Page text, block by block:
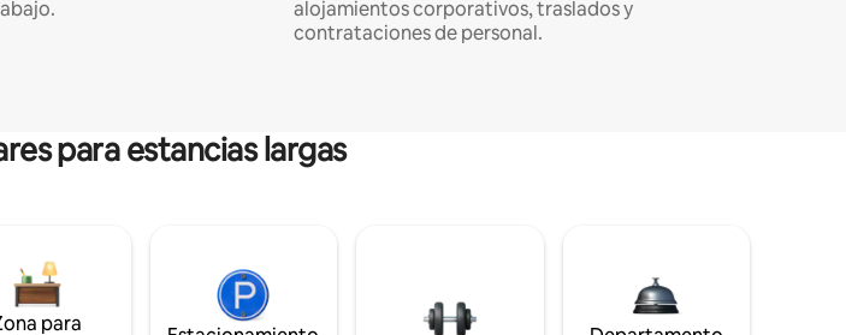
alojamientos corporativos, traslados y
contrataciones de personal.
para estancias largas
para